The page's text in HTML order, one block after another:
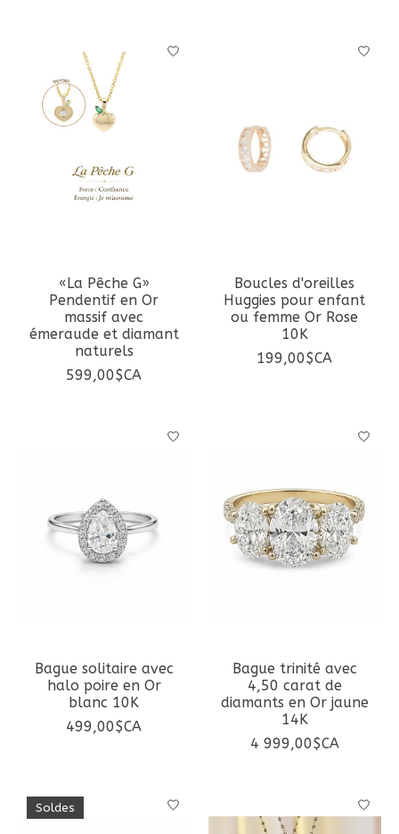
«La Pêche G»
Pendentif en Or
massif avec
émeraude et diamant
naturels
599,00$CA
Boucles d'oreilles
Huggies pour enfant
ou femme Or Rose
10K
199,00$CA
Bague solitaire avec
halo poire en Or
blanc 10K
499,00$CA
Bague trinité avec
4,50 carat de
diamants en Or jaune
14K
4 999,00$CA
Soldes